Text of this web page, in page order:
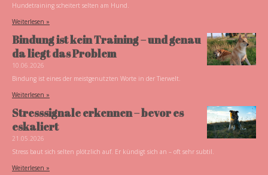
Hundetraining scheitert selten am Hund.
Weiterlesen »
Bindung ist kein Training – und genau
da liegt das Problem
10.06.2026
Bindung ist eines der meistgenutzten Worte in der Tierwelt.
Weiterlesen »
Stresssignale erkennen – bevor es
eskaliert
21.05.2026
Stress baut sich selten plötzlich auf. Er kündigt sich an – oft sehr subtil.
Weiterlesen »